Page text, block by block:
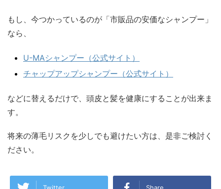
もし、今つかっているのが「市販品の安価なシャンプー」
なら、
U-MAシャンプー（公式サイト）
チャップアップシャンプー（公式サイト）
などに替えるだけで、頭皮と髪を健康にすることが出来ま
す。
将来の薄毛リスクを少しでも避けたい方は、是非ご検討く
ださい。
Twitter Share